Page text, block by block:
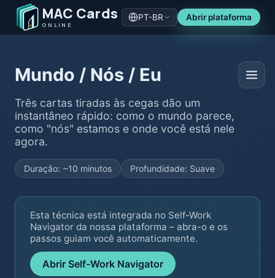
MAC Cards
ONLINE
PT-BR Abrir plataforma
Mundo / Nós / Eu
Três cartas tiradas às cegas dão um
instantâneo rápido: como o mundo parece,
como "nós" estamos e onde você está nele
agora.
Duração: ~10 minutos Profundidade: Suave
Esta técnica está integrada no Self-Work
Navigator da nossa plataforma – abra-o e os
passos guiam você automaticamente.
Abrir Self-Work Navigator